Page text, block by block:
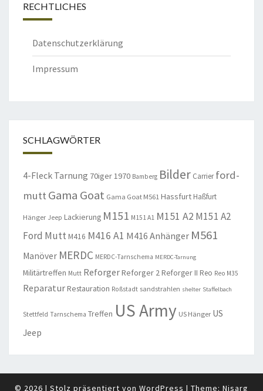
RECHTLICHES
Datenschutzerklärung
Impressum
SCHLAGWÖRTER
4-Fleck Tarnung 70iger1970 Bamberg Bilder Carrier ford-
mutt Gama Goat Gama Goat M561 Hassfurt Haßfurt
Hänger Jeep Lackierung M151 M151 A1 M151 A2 M151 A2
Ford Mutt M416 M416 A1 M416 Anhänger M561
Manöver MERDC MERDC-Tarnschema MERDC-Tarnung
Militärtreffen Mutt ReforgerReforger 2Reforger II Reo Reo M35
ReparaturRestauration Roßstadt sandstrahlen shelter Staffelbach
Stettfeld Tarnschema Treffen US Army US Hänger US
Jeep
© 2026 | Stolz präsentiert von WordPress | Theme: Nisarg